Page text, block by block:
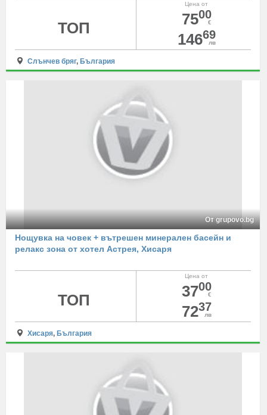
Цена от
7500
€
14669
лв
ТОП
Слънчев бряг, България
От grupovo.bg
Нощувка на човек + вътрешен минерален басейн и
релакс зона от хотел Астрея, Хисаря
Цена от
3700
€
7237
лв
ТОП
Хисаря, България